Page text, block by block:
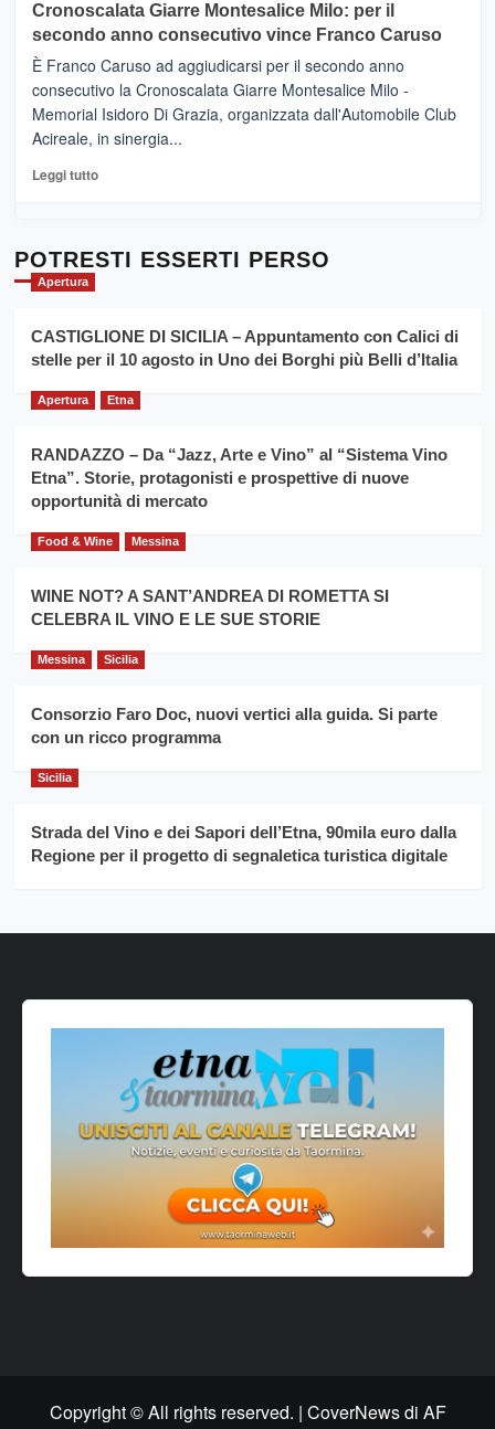
tra
sapori
vicoli
medievali
Mondello
(Palermo)
–
“E
adesso
Pasta
–
Sicilia
l’
evento
la
filiera
grano
Cronoscalata Giarre Montesalice Milo: per il
secondo anno consecutivo vince Franco Caruso
È Franco Caruso ad aggiudicarsi per il secondo anno
consecutivo la Cronoscalata Giarre Montesalice Milo -
Memorial Isidoro Di Grazia, organizzata dall'Automobile Club
Acireale, in sinergia...
Leggi tuttoLeggi
Cronoscalata
per
il
anno
Franco
Caruso
POTRESTI ESSERTI PERSO
Apertura
CASTIGLIONE DI SICILIA – Appuntamento con Calici di
stelle per il 10 agosto in Uno dei Borghi più Belli d’Italia
Apertura Etna
RANDAZZO – Da “Jazz, Arte e Vino” al “Sistema Vino
Etna”. Storie, protagonisti e prospettive di nuove
opportunità di mercato
Food & Wine Messina
WINE NOT? A SANT’ANDREA DI ROMETTA SI
CELEBRA IL VINO E LE SUE STORIE
Messina Sicilia
Consorzio Faro Doc, nuovi vertici alla guida. Si parte
con un ricco programma
Sicilia
Strada del Vino e dei Sapori dell’Etna, 90mila euro dalla
Regione per il progetto di segnaletica turistica digitale
Copyright © All rights reserved. | CoverNewsdi AF